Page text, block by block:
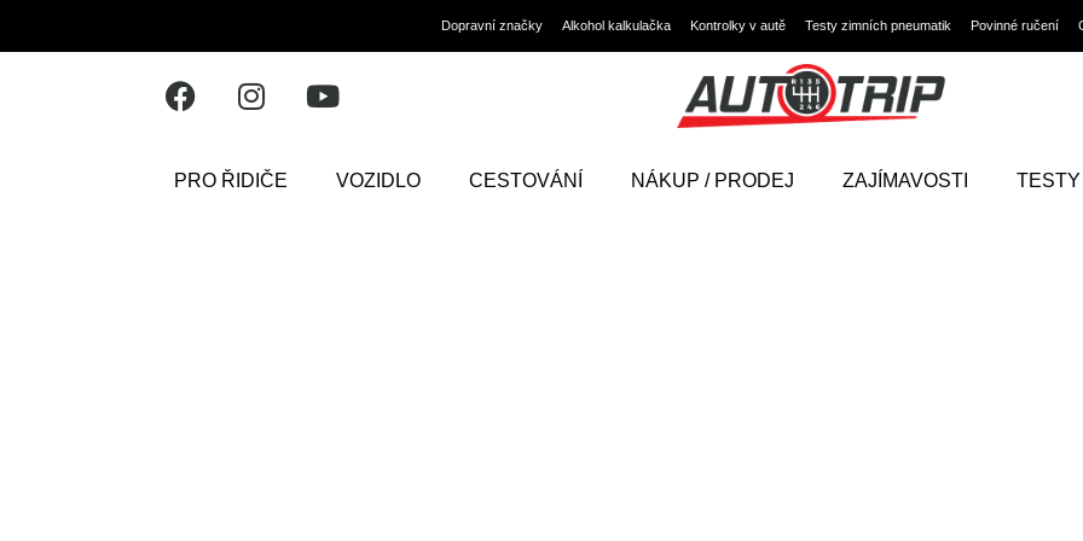
Dopravní značky Alkohol kalkulačka Kontrolky v autě Testy zimních pneumatik Povinné ručení
PRO ŘIDIČE VOZIDLO CESTOVÁNÍ NÁKUP / PRODEJ ZAJÍMAVOSTI TESTY